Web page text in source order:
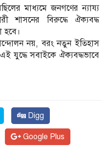
মাধ্যমে জনগণের ন্যায্য
শাসনের বিরুদ্ধে ঐক্যবদ্ধ
নয়, বরং নতুন ইতিহাস
যুদ্ধে সবাইকে ঐক্যবদ্ধভাবে
Digg
Google Plus